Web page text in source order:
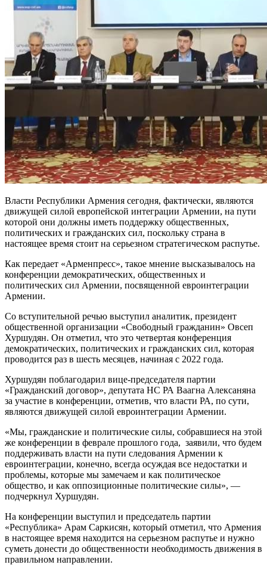
Власти Республики Армения сегодня, фактически, являются
движущей силой европейской интеграции Армении, на пути
которой они должны иметь поддержку общественных,
политических и гражданских сил, поскольку страна в
настоящее время стоит на серьезном стратегическом распутье.
Как передает «Арменпресс», такое мнение высказывалось на
конференции демократических, общественных и
политических сил Армении, посвященной евроинтеграции
Армении.
Со вступительной речью выступил аналитик, президент
общественной организации «Свободный гражданин» Овсеп
Хуршудян. Он отметил, что это четвертая конференция
демократических, политических и гражданских сил, которая
проводится раз в шесть месяцев, начиная с 2022 года.
Хуршудян поблагодарил вице-председателя партии
«Гражданский договор», депутата НС РА Ваагна Алексаняна
за участие в конференции, отметив, что власти РА, по сути,
являются движущей силой евроинтеграции Армении.
«Мы, гражданские и политические силы, собравшиеся на этой
же конференции в феврале прошлого года, заявили, что будем
поддерживать власти на пути следования Армении к
евроинтеграции, конечно, всегда осуждая все недостатки и
проблемы, которые мы замечаем и как политическое
общество, и как оппозиционные политические силы», —
подчеркнул Хуршудян.
На конференции выступил и председатель партии
«Республика» Арам Саркисян, который отметил, что Армения
в настоящее время находится на серьезном распутье и нужно
суметь донести до общественности необходимость движения в
правильном направлении.